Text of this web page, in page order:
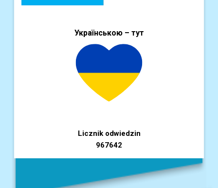
Українською – тут
Licznik odwiedzin
967642